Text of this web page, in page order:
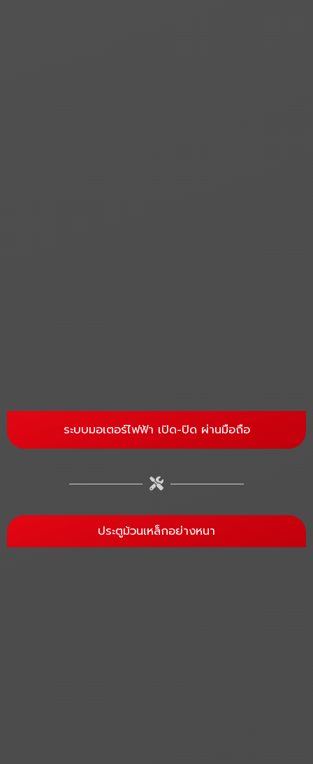
ระบบมอเตอร์ไฟฟ้า เปิด-ปิด ผ่านมือถือ
ประตูม้วนเหล็กอย่างหนา